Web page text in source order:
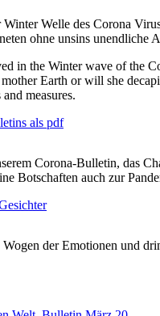
Welle des Corona
ohne unsins
in the Winter wave of the
Earth or will she
measures.
als pdf
Corona-Bulletin, das
Botschaften auch zur
der Emotionen und